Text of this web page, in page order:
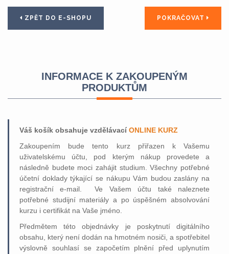
ZPĚT DO E-SHOPU POKRAČOVAT
INFORMACE K ZAKOUPENÝM
PRODUKTŮM
Váš košík obsahuje vzdělávací ONLINE KURZ
Zakoupením bude tento kurz přiřazen k Vašemu
uživatelskému účtu, pod kterým nákup provedete a
následně budete moci zahájit studium. Všechny potřebné
účetní doklady týkající se nákupu Vám budou zaslány na
registrační e-mail. Ve Vašem účtu také naleznete
potřebné studijní materiály a po úspěšném absolvování
kurzu i certifikát na Vaše jméno.
Předmětem této objednávky je poskytnutí digitálního
obsahu, který není dodán na hmotném nosiči, a spotřebitel
výslovně souhlasí se započetím plnění před uplynutím